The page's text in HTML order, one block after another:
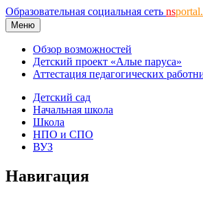
Образовательная социальная сеть ns
Меню
Обзор возможностей
Детский проект «Алые паруса»
Аттестация педагогических
Детский сад
Начальная школа
Школа
НПО и СПО
ВУЗ
Навигация